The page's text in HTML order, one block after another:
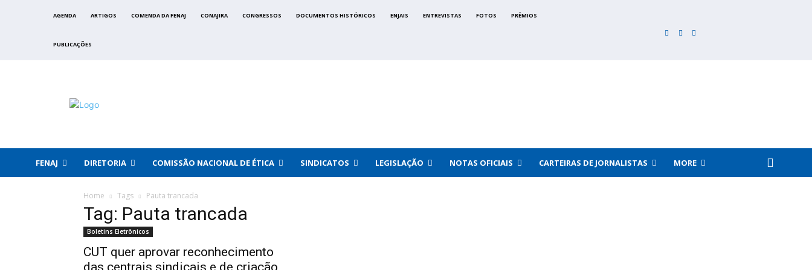
AGENDA ARTIGOS COMENDA DA FENAJ CONAJIRA CONGRESSOS DOCUMENTOS HISTÓRICOS ENJAIS ENTREVISTAS FOTOS PRÊMIOS
PUBLICAÇÕES
FENAJ DIRETORIA COMISSÃO NACIONAL DE ÉTICA SINDICATOS LEGISLAÇÃO NOTAS OFICIAIS CARTEIRAS DE JORNALISTAS MORE
Home Tags Pauta trancada
Tag: Pauta trancada
Boletins Eletrônicos
CUT quer aprovar reconhecimento
das centrais sindicais e de criação